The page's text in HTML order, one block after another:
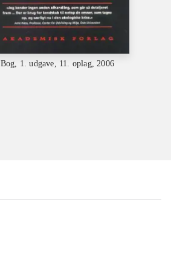
Bog, 1. udgave, 11. oplag, 2006